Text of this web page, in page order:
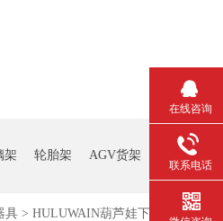
架 轮胎架 AGV货架 钢板箱
具 > HULUWAIN葫芦娃下载最污架>
在线咨询
联系电话